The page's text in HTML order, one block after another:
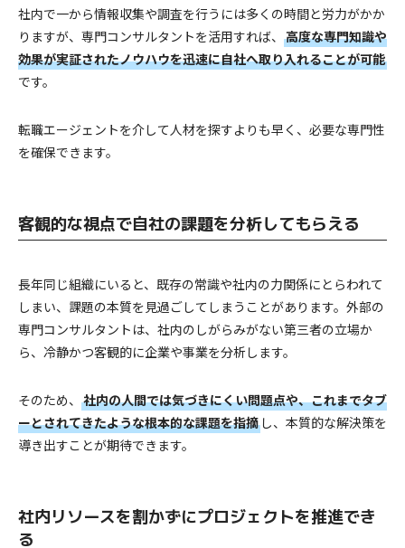
社内で一から情報収集や調査を行うには多くの時間と労力がかか
りますが、専門コンサルタントを活用すれば、 高度な専門知識や
効果が実証されたノウハウを迅速に自社へ取り入れることが可能
です。
転職エージェントを介して人材を探すよりも早く、必要な専門性
を確保できます。
客観的な視点で自社の課題を分析してもらえる
長年同じ組織にいると、既存の常識や社内の力関係にとらわれて
しまい、課題の本質を見過ごしてしまうことがあります。外部の
専門コンサルタントは、社内のしがらみがない第三者の立場か
ら、冷静かつ客観的に企業や事業を分析します。
そのため、 社内の人間では気づきにくい問題点や、これまでタブ
ーとされてきたような根本的な課題を指摘 し、本質的な解決策を
導き出すことが期待できます。
社内リソースを割かずにプロジェクトを推進でき
る